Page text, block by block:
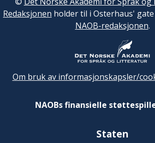
Redaksjonen holder til i Osterhaus' gate
NAOB-redaksjonen.
Om bruk av informasjonskapsler/
NAOBs finansielle
Staten